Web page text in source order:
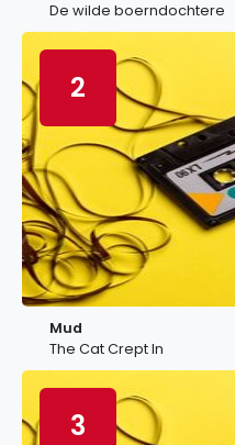
De wilde boerndochtere
2
Mud
The Cat Crept In
3